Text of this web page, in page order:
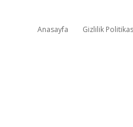
Anasayfa Gizlilik